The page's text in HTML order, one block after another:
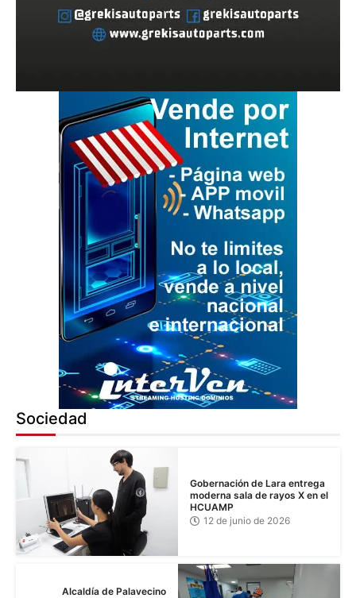
Sociedad
Gobernación de Lara entrega
moderna sala de rayos X en el
HCUAMP
12 de junio de 2026
Alcaldía de Palavecino